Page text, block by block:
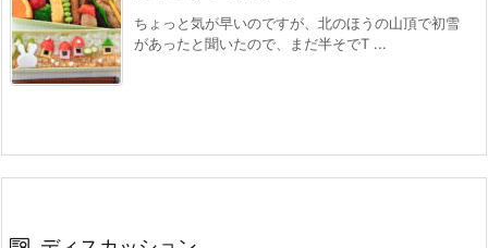
ちょっと気が早いのですが、北のほうの山頂で初雪
があったと聞いたので、まだ半そでT ...